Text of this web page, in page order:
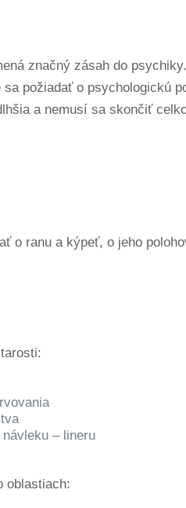
značný zásah do
požiadať o psychologickú
a nemusí sa skončiť
o ranu a kýpeť, o jeho
– lineru
oblastiach: